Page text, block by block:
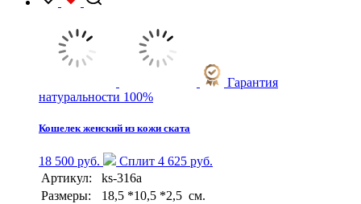
Гарантия
натуральности 100%
Кошелек женский из кожи ската
18 500 руб.
Сплит 4 625 руб.
Артикул:
ks-316a
Размеры:
18,5 *10,5 *2,5 см.